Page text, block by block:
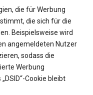
die für Werbung
die sich für die
Beispielsweise wird
angemeldeten Nutzer
sodass die
Werbung
Cookie bleibt